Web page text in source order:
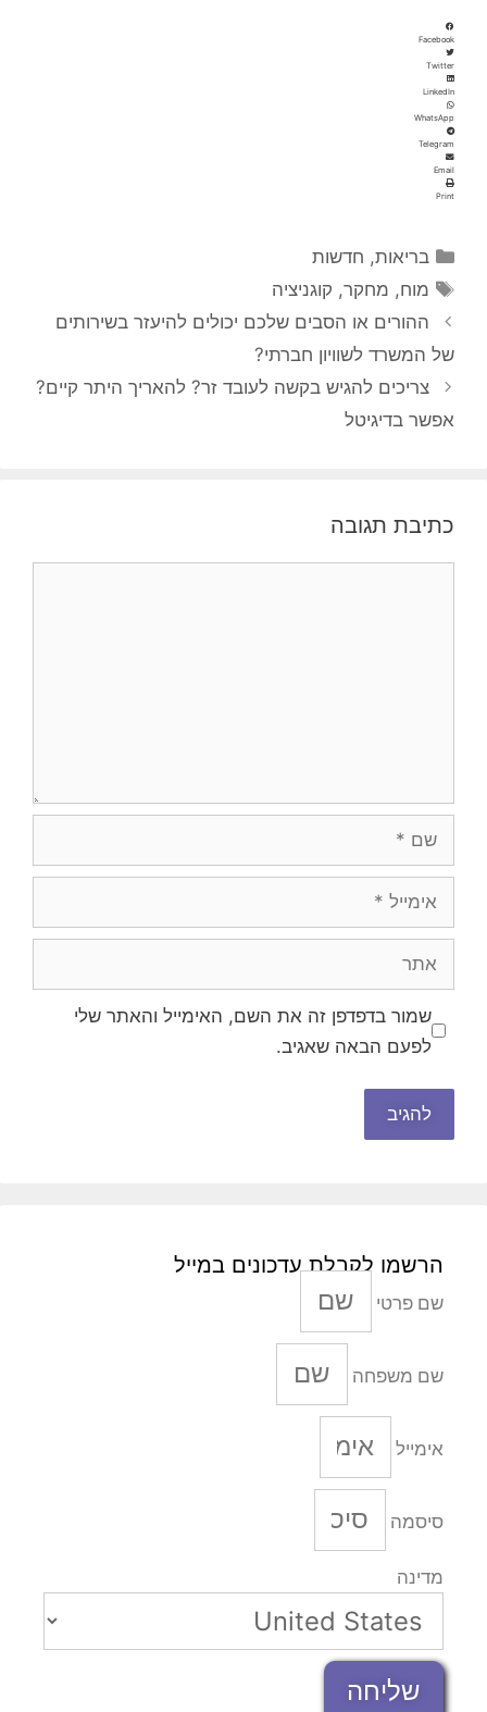
Facebook
Twitter
LinkedIn
WhatsApp
Telegram
Email
Print
קטגוריות
בריאות, חדשות
תגיות
מוח, מחקר, קוגניציה
ההורים או הסבים שלכם יכולים להיעזר בשירותים
של המשרד לשוויון חברתי?
צריכים להגיש בקשה לעובד זר? להאריך היתר קיים?
אפשר בדיגיטל
כתיבת תגובה
שמור בדפדפן זה את השם, האימייל והאתר שלי
לפעם הבאה שאגיב.
הרשמו לקבלת עדכונים במייל
שם פרטי
שם משפחה
אימייל
סיסמה
מדינה
שליחה